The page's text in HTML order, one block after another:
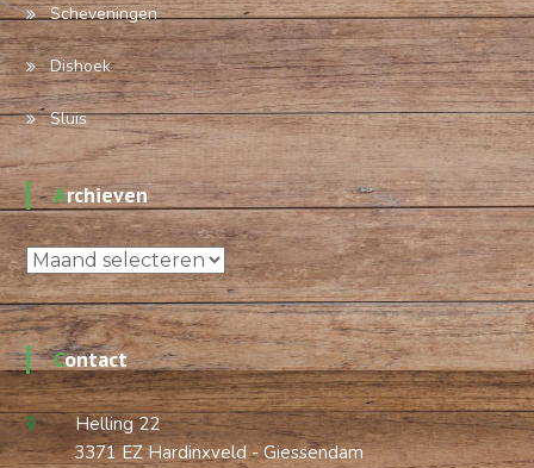
Scheveningen
Dishoek
Sluis
Archieven
Archieven
Contact
Helling 22
3371 EZ Hardinxveld - Giessendam